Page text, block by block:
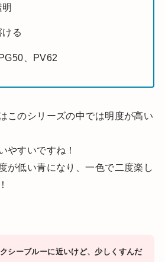
る
、PV62
このシリーズの中では明度が高い
やすいですね！
が低い青になり、一色で二度楽し
シーブルーに近いけど、少しくすんだ